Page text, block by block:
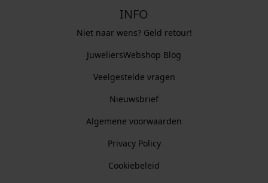
INFO
Niet naar wens? Geld retour!
JuweliersWebshop Blog
Veelgestelde vragen
Nieuwsbrief
Algemene voorwaarden
Privacy Policy
Cookiebeleid